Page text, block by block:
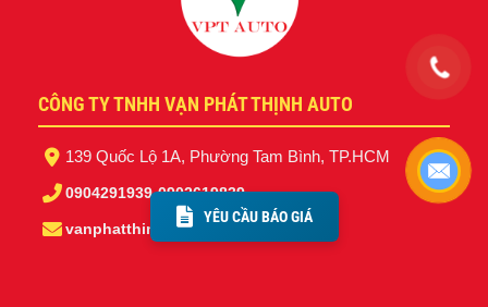
CÔNG TY TNHH VẠN PHÁT THỊNH AUTO
139 Quốc Lộ 1A, Phường Tam Bình, TP.HCM
0904291939-0902619839
vanphatthinhauto@gmail.com
YÊU CẦU BÁO GIÁ